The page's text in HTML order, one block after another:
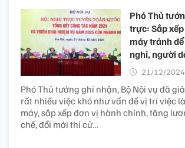
Phó Thủ
trực: Sắp
máy tránh
nghỉ, người
21/12/2024
Phó Thủ tướng ghi nhận, Bộ Nội vụ đã
rất nhiều việc khó như vấn đề vị trí việc
máy, sắp xếp đơn vị hành chính, tăng
chế, đổi mới thi cử…